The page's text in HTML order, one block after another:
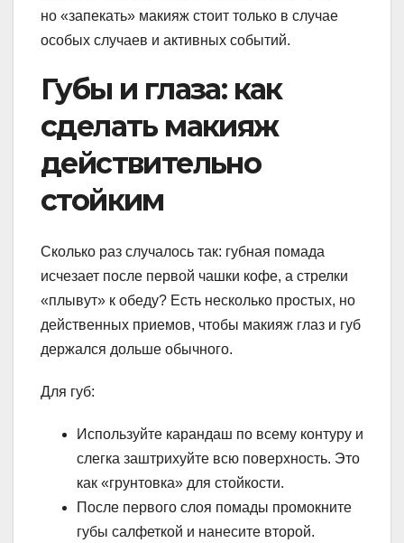
но «запекать» макияж стоит только в случае
особых случаев и активных событий.
Губы и глаза: как
сделать макияж
действительно
стойким
Сколько раз случалось так: губная помада
исчезает после первой чашки кофе, а стрелки
«плывут» к обеду? Есть несколько простых, но
действенных приемов, чтобы макияж глаз и губ
держался дольше обычного.
Для губ:
Используйте карандаш по всему контуру и
слегка заштрихуйте всю поверхность. Это
как «грунтовка» для стойкости.
После первого слоя помады промокните
губы салфеткой и нанесите второй.